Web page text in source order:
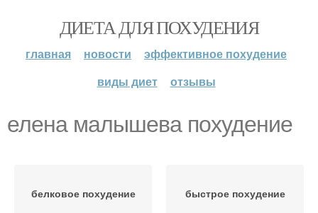
ДИЕТА ДЛЯ ПОХУДЕНИЯ
главная новости
эффективное похудение
виды диет
отзывы
елена малышева похудение
белковое похудение быстрое похудение